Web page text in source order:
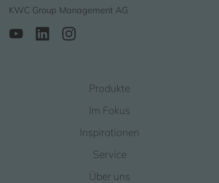
KWC Group Management AG
Produkte
Im Fokus
Inspirationen
Service
Über uns